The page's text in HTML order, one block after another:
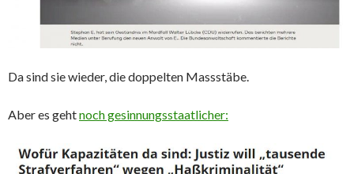
Da sind sie wieder, die doppelten Massstäbe.
Aber es gehtnoch gesinnungsstaatlicher: